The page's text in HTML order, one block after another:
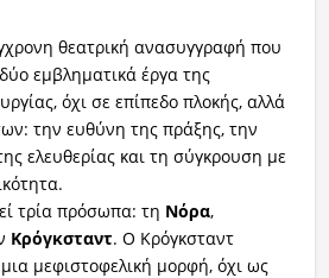
θεατρική ανασυγγραφή που
εμβληματικά έργα της
όχι σε επίπεδο πλοκής, αλλά
την ευθύνη της πράξης, την
ελευθερίας και τη σύγκρουση με
τρία πρόσωπα: τη Νόρα,
Κρόγκσταντ. Ο Κρόγκσταντ
μεφιστοφελική μορφή, όχι ως